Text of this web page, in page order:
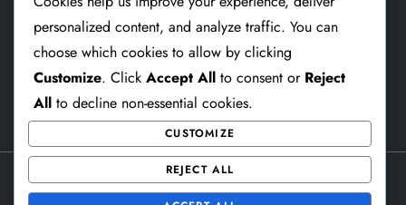
Brukeravtale
Ditt Personvern
Theme Memorial Blog byKantipur Themes
personalized content, and analyze traffic. You can
choose which cookies to allow by clicking
Customize. Click Accept All to consent or Reject
All to decline non-essential cookies.
CUSTOMIZE
REJECT ALL